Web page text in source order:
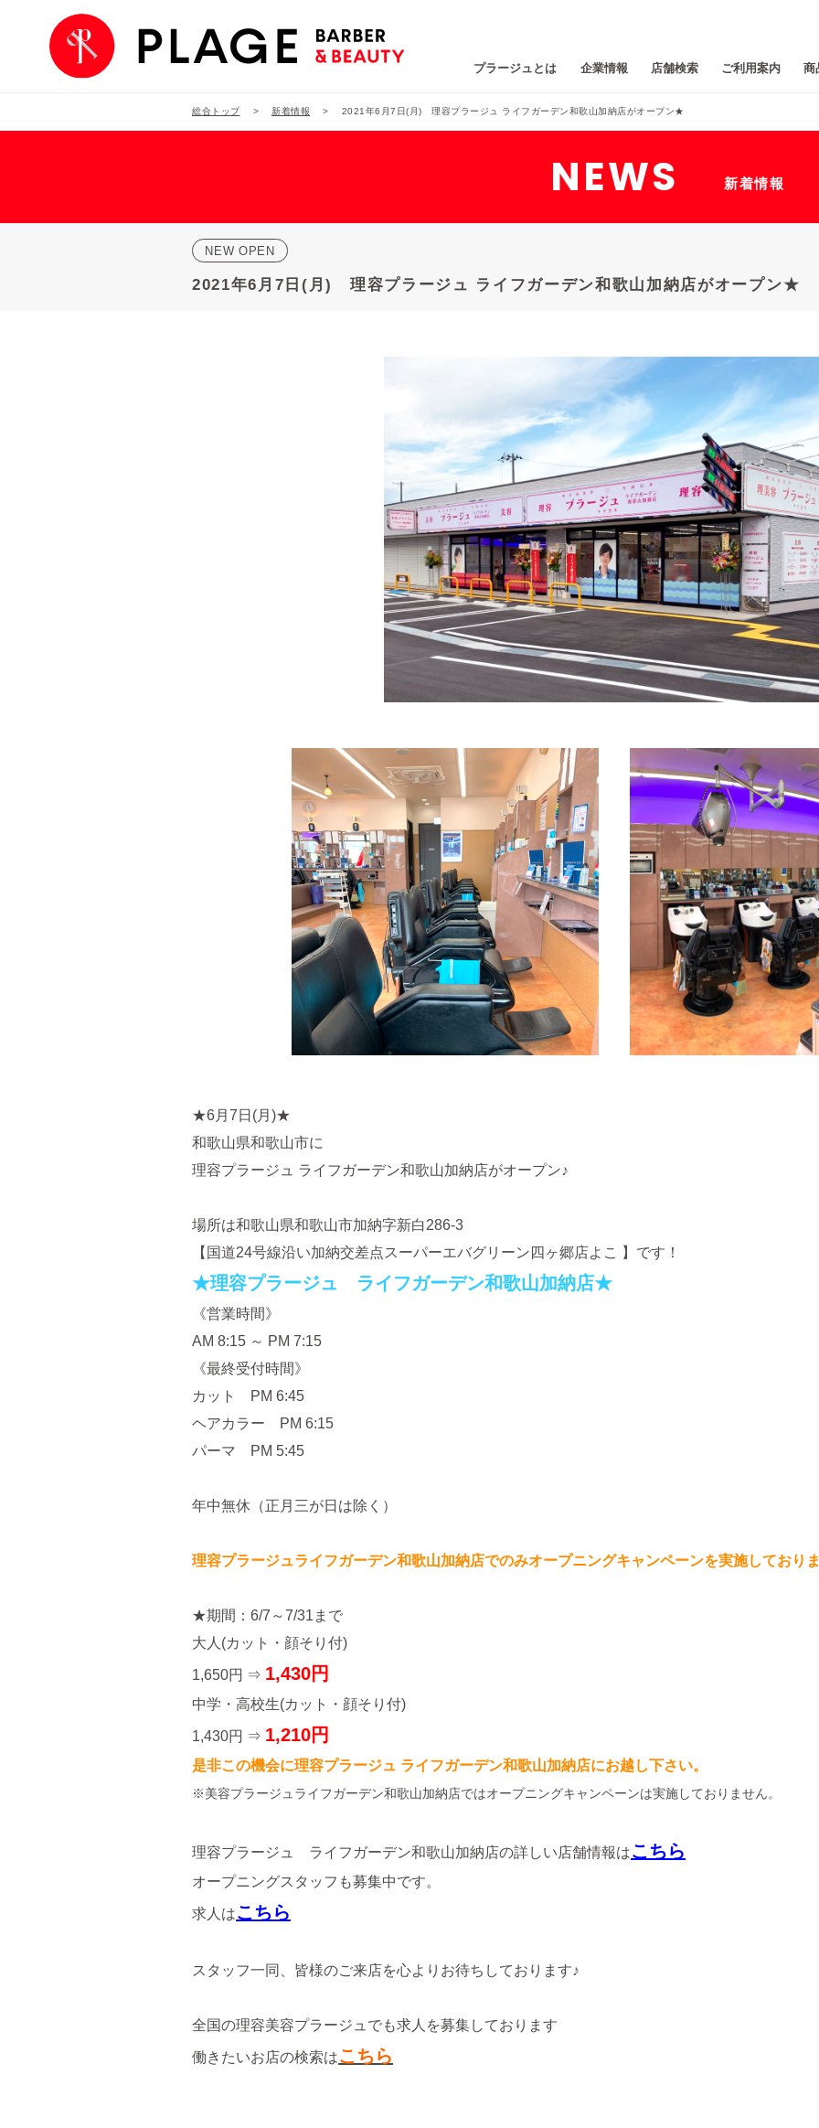
プラージュとは 企業情報 店舗検索 ご利用案内 商
総合トップ 新着情報 2021年6月7日(月) 理容プラージュ ライフガーデン和歌山加納店がオープン★
NEWS 新着情報
NEW OPEN
2021年6月7日(月) 理容プラージュ ライフガーデン和歌山加納店がオープン★
★6月7日(月)★
和歌山県和歌山市に
理容プラージュ ライフガーデン和歌山加納店がオープン♪
場所は和歌山県和歌山市加納字新白286-3
【国道24号線沿い加納交差点スーパーエバグリーン四ヶ郷店よこ
】です！
★理容プラージュ ライフガーデン和歌山加納店★
《営業時間》
AM 8:15 ～ PM 7:15
《最終受付時間》
カット PM 6:45
ヘアカラー PM 6:15
パーマ PM 5:45
年中無休（正月三が日は除く）
理容プラージュライフガーデン和歌山加納店でのみオープニングキャンペーンを実施しており
★期間：6/7～7/31まで
大人(カット・顔そり付)
1,650円 ⇒ 1,430円
中学・高校生(カット・顔そり付)
1,430円 ⇒ 1,210円
是非この機会に理容プラージュ ライフガーデン和歌山加納店にお越し下さい。
※美容プラージュライフガーデン和歌山加納店ではオープニングキャンペーンは実施しておりません。
理容プラージュ ライフガーデン和歌山加納店の詳しい店舗情報はこちら
オープニングスタッフも募集中です。
求人はこちら
スタッフ一同、皆様のご来店を心よりお待ちしております♪
全国の理容美容プラージュでも求人を募集しております
働きたいお店の検索はこちら